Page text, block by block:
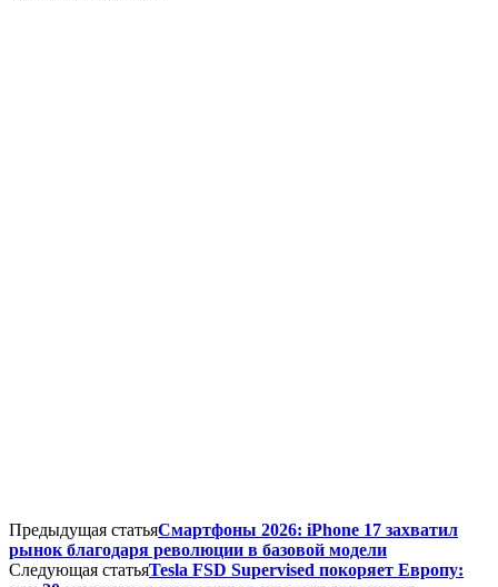
Предыдущая статьяСмартфоны 2026: iPhone 17 захватил
рынок благодаря революции в базовой модели
Следующая статьяTesla FSD Supervised покоряет Европу: